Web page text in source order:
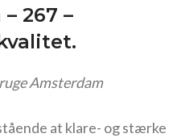
267 –
Amsterdam
at klare- og stærke